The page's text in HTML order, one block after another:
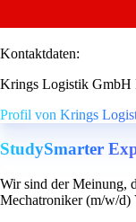
Kontaktdaten:
Krings Logistik GmbH
Profil von Krings
StudySmarter
Wir sind der Meinung,
Mechatroniker (m/w/d)